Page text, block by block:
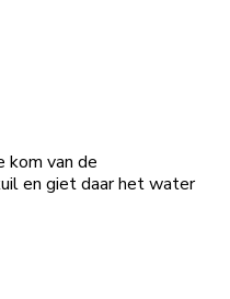
kom van de
en giet daar het water